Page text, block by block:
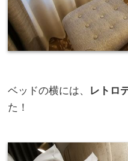
ベッドの横には、 レトロ
た！